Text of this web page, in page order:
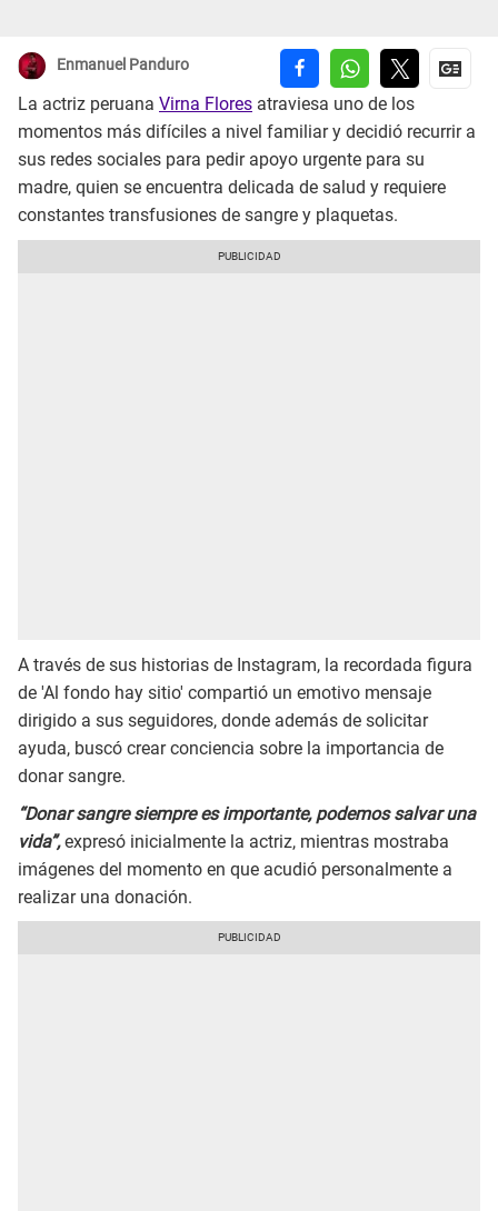
Enmanuel Panduro
La actriz peruana Virna Flores atraviesa uno de los
momentos más difíciles a nivel familiar y decidió recurrir a
sus redes sociales para pedir apoyo urgente para su
madre, quien se encuentra delicada de salud y requiere
constantes transfusiones de sangre y plaquetas.
A través de sus historias de Instagram, la recordada figura
de 'Al fondo hay sitio' compartió un emotivo mensaje
dirigido a sus seguidores, donde además de solicitar
ayuda, buscó crear conciencia sobre la importancia de
donar sangre.
“Donar sangre siempre es importante, podemos salvar una
vida”,expresó inicialmente la actriz, mientras mostraba
imágenes del momento en que acudió personalmente a
realizar una donación.